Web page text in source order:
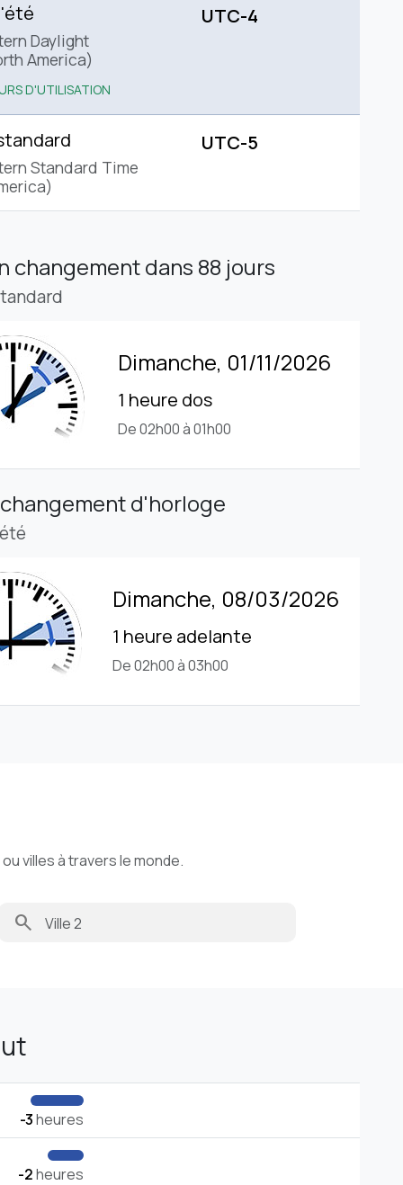
Daylight
America)
D'UTILISATION
UTC-4
Standard Time
UTC-5
changementdans 88 jours
Dimanche, 01/11/2026
1 heure dos
De 02h00 à 01h00
d'horloge
Dimanche, 08/03/2026
1 heure adelante
De 02h00 à 03h00
villes à travers le monde.
search
-3heures
-2heures